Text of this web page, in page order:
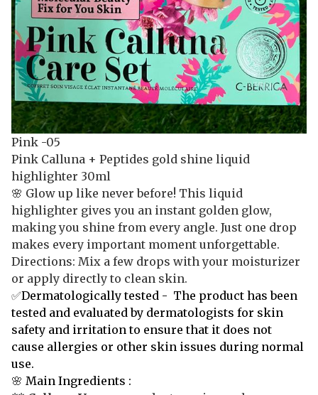
Pink -05
Pink Calluna + Peptides gold shine liquid
highlighter 30ml
🌸 Glow up like never before! This liquid
highlighter gives you an instant golden glow,
making you shine from every angle. Just one drop
makes every important moment unforgettable.
Directions: Mix a few drops with your moisturizer
or apply directly to clean skin.
✅Dermatologically tested - The product has been
tested and evaluated by dermatologists for skin
safety and irritation to ensure that it does not
cause allergies or other skin issues during normal
use.
🌸 Main Ingredients :